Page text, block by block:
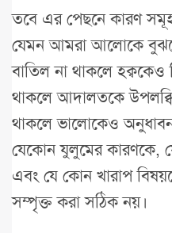
তবে এর পেছনে কারণ
যেমন আমরা আলোকে
বাতিল না থাকলে
থাকলে আদালতকে
থাকলে ভালোকেও
যেকোন যুলুমের কারণকে,
এবং যে কোন খারাপ
সম্পৃক্ত করা সঠিক নয়।